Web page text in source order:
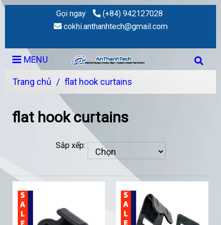
Gọi ngay
(+84) 942127028
cokhi.anthanhtech@gmail.com
MENU
Trang chủ / flat hook curtains
flat hook curtains
Sắp xếp: